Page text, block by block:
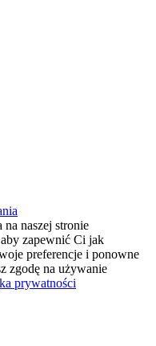
na naszej stronie
zapewnić Ci jak
preferencje i ponowne
zgodę na używanie
prywatności